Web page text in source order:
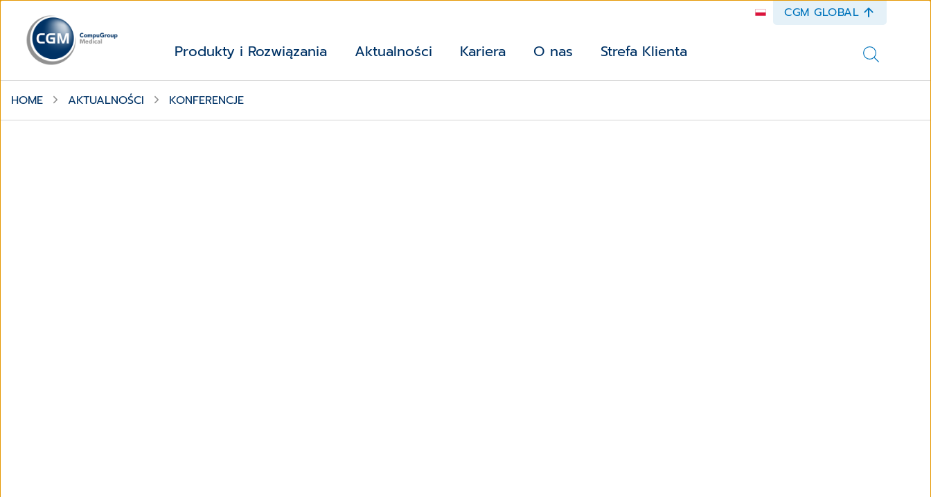
CGM GLOBAL
Produkty i Rozwiązania Aktualności Kariera O nas Strefa Klienta
HOME AKTUALNOŚCI KONFERENCJE